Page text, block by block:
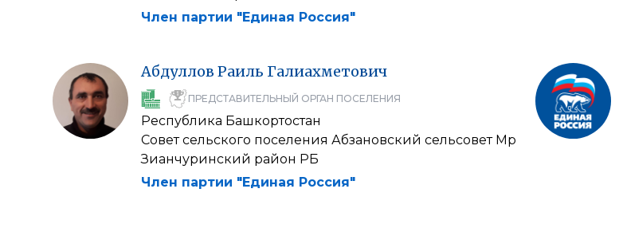
Член партии "Единая Россия"
Абдуллов Раиль Галиахметович
ПРЕДСТАВИТЕЛЬНЫЙ ОРГАН ПОСЕЛЕНИЯ
Республика Башкортостан
Совет сельского поселения Абзановский сельсовет Мр
Зианчуринский район РБ
Член партии "Единая Россия"